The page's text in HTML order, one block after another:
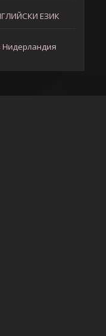
ЕЗИК
Нидерландия